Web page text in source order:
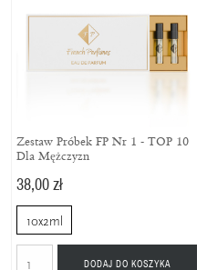
Zestaw Próbek FP Nr 1 - TOP 10
Dla Mężczyzn
38,00 zł
10x2ml
DODAJ DO KOSZYKA